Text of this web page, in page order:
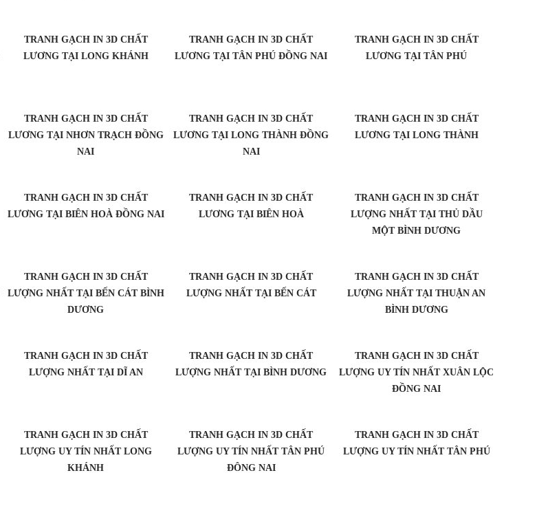
TRANH GẠCH IN 3D CHẤT
LƯƠNG TẠI LONG KHÁNH
TRANH GẠCH IN 3D CHẤT
LƯƠNG TẠI TÂN PHÚ ĐỒNG NAI
TRANH GẠCH IN 3D CHẤT
LƯƠNG TẠI TÂN PHÚ
TRANH GẠCH IN 3D CHẤT
LƯƠNG TẠI NHƠN TRẠCH ĐỒNG
NAI
TRANH GẠCH IN 3D CHẤT
LƯƠNG TẠI LONG THÀNH ĐỒNG
NAI
TRANH GẠCH IN 3D CHẤT
LƯƠNG TẠI LONG THÀNH
TRANH GẠCH IN 3D CHẤT
LƯƠNG TẠI BIÊN HOÀ ĐỒNG NAI
TRANH GẠCH IN 3D CHẤT
LƯƠNG TẠI BIÊN HOÀ
TRANH GẠCH IN 3D CHẤT
LƯỢNG NHẤT TẠI THỦ DẦU
MỘT BÌNH DƯƠNG
TRANH GẠCH IN 3D CHẤT
LƯỢNG NHẤT TẠI BẾN CÁT BÌNH
DƯƠNG
TRANH GẠCH IN 3D CHẤT
LƯỢNG NHẤT TẠI BẾN CÁT
TRANH GẠCH IN 3D CHẤT
LƯỢNG NHẤT TẠI THUẬN AN
BÌNH DƯƠNG
TRANH GẠCH IN 3D CHẤT
LƯỢNG NHẤT TẠI DĨ AN
TRANH GẠCH IN 3D CHẤT
LƯỢNG NHẤT TẠI BÌNH DƯƠNG
TRANH GẠCH IN 3D CHẤT
LƯỢNG UY TÍN NHẤT XUÂN LỘC
ĐỒNG NAI
TRANH GẠCH IN 3D CHẤT
LƯỢNG UY TÍN NHẤT LONG
KHÁNH
TRANH GẠCH IN 3D CHẤT
LƯỢNG UY TÍN NHẤT TÂN PHÚ
ĐÔNG NAI
TRANH GẠCH IN 3D CHẤT
LƯỢNG UY TÍN NHẤT TÂN PHÚ